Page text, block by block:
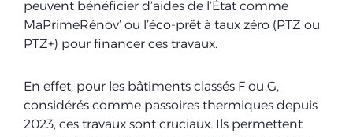
peuvent bénéficier d’aides de l’État comme
MaPrimeRénov’ ou l’éco-prêt à taux zéro (PTZ ou
PTZ+) pour financer ces travaux.
En effet, pour les bâtiments classés F ou G,
considérés comme passoires thermiques depuis
2023, ces travaux sont cruciaux. Ils permettent